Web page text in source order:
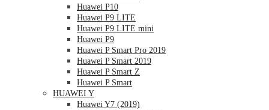
Huawei P10
Huawei P9 LITE
Huawei P9 LITE mini
Huawei P9
Huawei P Smart Pro 2019
Huawei P Smart 2019
Huawei P Smart Z
Huawei P Smart
HUAWEI Y
Huawei Y7 (2019)